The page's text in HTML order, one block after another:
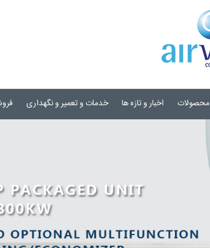
محصولات اخبار و تازه ها خدمات و تعمیر و نگهداری